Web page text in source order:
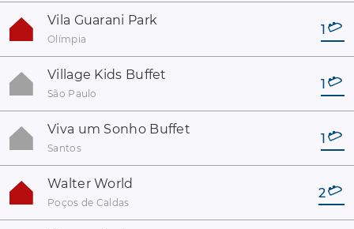
Vila Guarani Park
Olímpia
1
Village Kids Buffet
São Paulo
1
Viva um Sonho Buffet
Santos
1
Walter World
Poços de Caldas
2